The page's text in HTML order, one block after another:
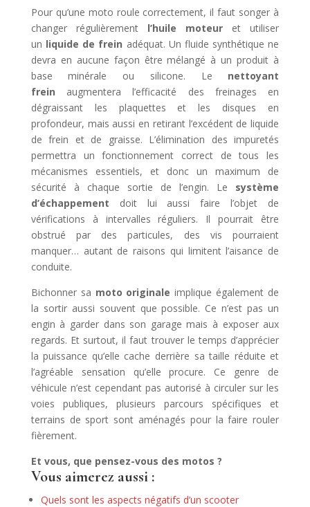
Pour qu’une moto roule correctement, il faut songer à
changer régulièrement l’huile moteur et utiliser
un liquide de frein adéquat. Un fluide synthétique ne
devra en aucune façon être mélangé à un produit à
base minérale ou silicone. Le nettoyant
frein augmentera l’efficacité des freinages en
dégraissant les plaquettes et les disques en
profondeur, mais aussi en retirant l’excédent de liquide
de frein et de graisse. L’élimination des impuretés
permettra un fonctionnement correct de tous les
mécanismes essentiels, et donc un maximum de
sécurité à chaque sortie de l’engin. Le système
d’échappement doit lui aussi faire l’objet de
vérifications à intervalles réguliers. Il pourrait être
obstrué par des particules, des vis pourraient
manquer… autant de raisons qui limitent l’aisance de
conduite.
Bichonner sa moto originale implique également de
la sortir aussi souvent que possible. Ce n’est pas un
engin à garder dans son garage mais à exposer aux
regards. Et surtout, il faut trouver le temps d’apprécier
la puissance qu’elle cache derrière sa taille réduite et
l’agréable sensation qu’elle procure. Ce genre de
véhicule n’est cependant pas autorisé à circuler sur les
voies publiques, plusieurs parcours spécifiques et
terrains de sport sont aménagés pour la faire rouler
fièrement.
Et vous, que pensez-vous des motos ?
Vous aimerez aussi :
Quels sont les aspects négatifs d’un scooter